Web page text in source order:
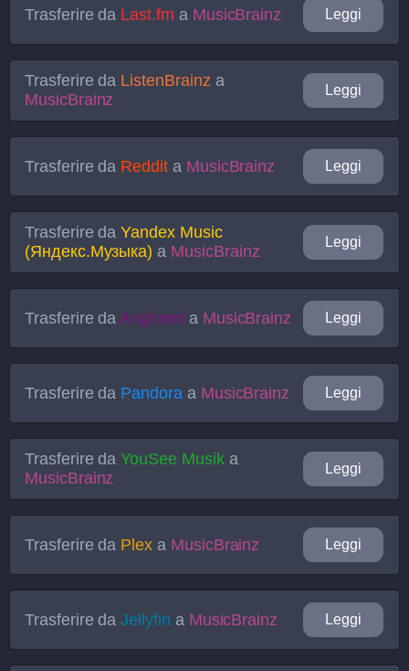
Trasferire da Last.fm a MusicBrainz Leggi
Trasferire da ListenBrainz a
MusicBrainz
Leggi
Trasferire da Reddita MusicBrainz Leggi
Trasferire daYandex Music
(Яндекс.Музыка) a MusicBrainz
Leggi
Trasferire da Anghami a MusicBrainz Leggi
Trasferire da Pandora a MusicBrainz Leggi
Trasferire daYouSee Musika
MusicBrainz
Leggi
Trasferire da Plex a MusicBrainz Leggi
Trasferire daJellyfin a MusicBrainz Leggi